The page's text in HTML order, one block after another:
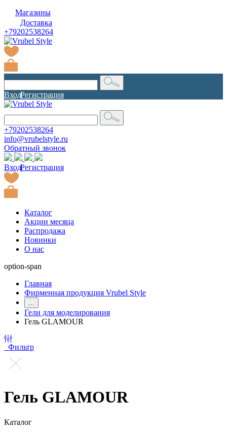
Магазины
Доставка
+79202538264
Вход|
Регистрация
+79202538264
info@vrubelstyle.ru
Обратный звонок
Вход|
Регистрация
Каталог
Акции месяца
Распродажа
Новинки
О нас
option-span
Главная
Фирменная продукция Vrubel Style
...
Гели для моделирования
Гель GLAMOUR
Фильтр
Гель GLAMOUR
Каталог